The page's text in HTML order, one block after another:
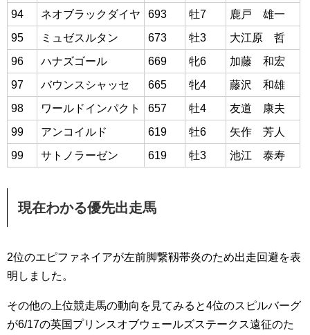
94
ネオブラックダイヤ 693 牡7
鹿戸 雄一
95
ミュゼスルタン 673 牡3
大江原 哲
96
ハナズゴール 669 牝6
加藤 和宏
97
バウンスシャッセ 665 牝4
藤沢 和雄
98
ワールドインパクト 657 牡4
友道 康夫
99
アンコイルド 619 牡6
矢作 芳人
99
サトノラーゼン 619 牡3 池江 泰寿
現在わかる優先出走馬
2位のエピファネイアが左前脚繋靱帯炎のため出走回避を表
明しました。
その他の上位競走馬の動向を見てみると4位のスピルバーグ
が6/17の英国プリンスオブウェールズステークス遠征のた